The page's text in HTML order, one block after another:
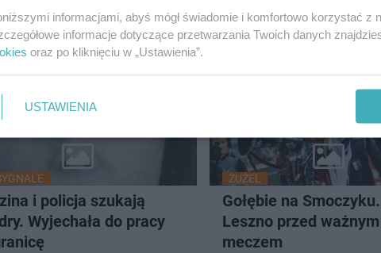
Leszna
sprawie
Bądźmy dla siebie
i policja szukają
Wyjechała do pracy
ŻUŻEL
Gołębie na
Leszno przed ważnym
meczem
informacjami, abyś mógł świadomie i komfortowo korzystać z
informacje dotyczące przetwarzania Twoich danych
oraz po kliknięciu w „Ustawienia”.
USTAWIENIA